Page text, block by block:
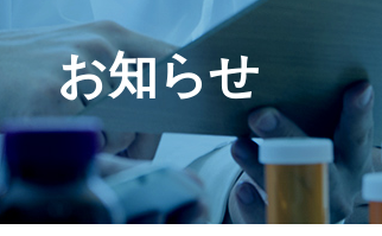
お知らせ